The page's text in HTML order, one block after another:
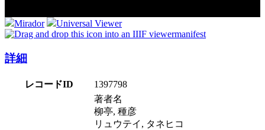
Mirador
Universal Viewer
manifest
詳細
レコードID 1397798
著者名
柳亭, 種彦
リュウテイ, タネヒコ